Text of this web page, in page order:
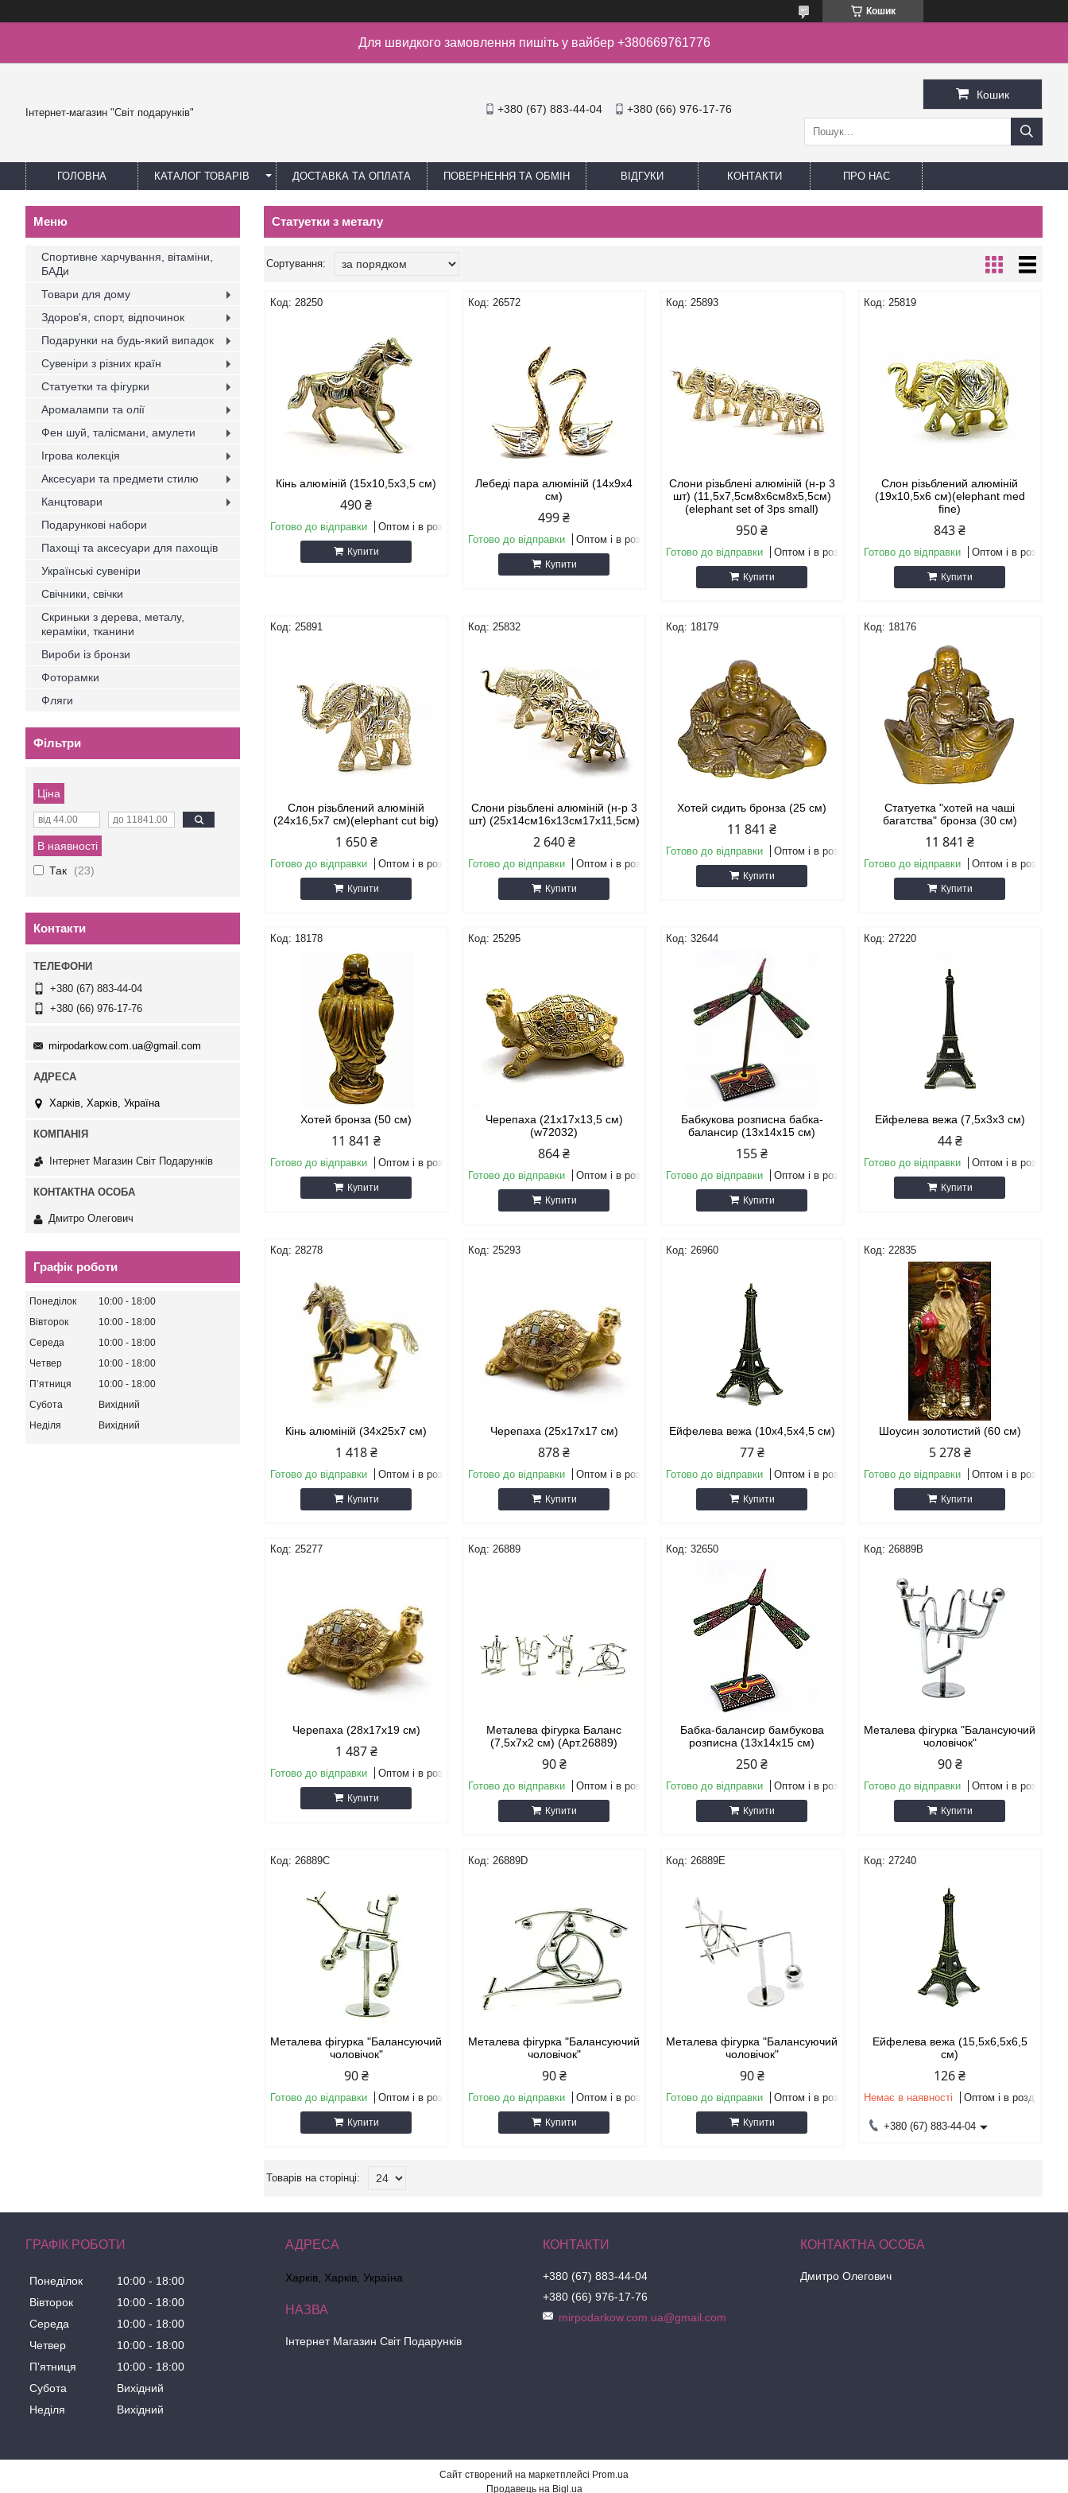
Кошик
Для швидкого замовлення пишіть у вайбер +380669761776
Інтернет-магазин "Світ подарунків" +380 (67) 883-44-04 +380 (66) 976-17-76
Кошик
ГОЛОВНА КАТАЛОГ ТОВАРІВ ДОСТАВКА ТА ОПЛАТА ПОВЕРНЕННЯ ТА ОБМІН ВІДГУКИ КОНТАКТИ ПРО НАС
Статуетки з металу
28250
Кінь алюміній (15х10,5х3,5 см)
490 ₴
Готово до відправки Оптом і в роздріб
Купити
26572
Лебеді пара алюміній (14х9х4
см)
499 ₴
Готово до відправки Оптом і в роздріб
Купити
25893
Слони різьблені алюміній (н-р 3
шт) (11,5х7,5см8х6см8х5,5см)
(elephant set of 3ps small)
950 ₴
Готово до відправки Оптом і в роздріб
Купити
25819
Слон різьблений алюміній
(19х10,5х6 см)(elephant med
fine)
843 ₴
Готово до відправки Оптом і в роздріб
Купити
25891
Слон різьблений алюміній
(24х16,5х7 см)(elephant cut big)
1 650 ₴
Готово до відправки Оптом і в роздріб
Купити
25832
Слони різьблені алюміній (н-р 3
шт) (25х14см16х13см17х11,5см)
2 640 ₴
Готово до відправки Оптом і в роздріб
Купити
18179
Хотей сидить бронза (25 см)
11 841 ₴
Готово до відправки Оптом і в роздріб
Купити
18176
Статуетка "хотей на чаші
багатства" бронза (30 см)
11 841 ₴
Готово до відправки Оптом і в роздріб
Купити
18178
Хотей бронза (50 см)
11 841 ₴
Готово до відправки Оптом і в роздріб
Купити
25295
Черепаха (21х17х13,5 см)
(w72032)
864 ₴
Готово до відправки Оптом і в роздріб
Купити
32644
Бабкукова розписна бабка-
балансир (13х14х15 см)
155 ₴
Готово до відправки Оптом і в роздріб
Купити
27220
Ейфелева вежа (7,5х3х3 см)
44 ₴
Готово до відправки Оптом і в роздріб
Купити
28278
Кінь алюміній (34х25х7 см)
1 418 ₴
Готово до відправки Оптом і в роздріб
Купити
25293
Черепаха (25х17х17 см)
878 ₴
Готово до відправки Оптом і в роздріб
Купити
26960
Ейфелева вежа (10х4,5х4,5 см)
77 ₴
Готово до відправки Оптом і в роздріб
Купити
22835
Шоусин золотистий (60 см)
5 278 ₴
Готово до відправки Оптом і в роздріб
Купити
25277
Черепаха (28х17х19 см)
1 487 ₴
Готово до відправки Оптом і в роздріб
Купити
26889
Металева фігурка Баланс
(7,5х7х2 см) (Арт.26889)
90 ₴
Готово до відправки Оптом і в роздріб
Купити
32650
Бабка-балансир бамбукова
розписна (13х14х15 см)
250 ₴
Готово до відправки Оптом і в роздріб
Купити
26889B
Металева фігурка "Балансуючий
чоловічок"
90 ₴
Готово до відправки Оптом і в роздріб
Купити
26889C
Металева фігурка "Балансуючий
чоловічок"
90 ₴
Готово до відправки Оптом і в роздріб
Купити
26889D
Металева фігурка "Балансуючий
чоловічок"
90 ₴
Готово до відправки Оптом і в роздріб
Купити
26889E
Металева фігурка "Балансуючий
чоловічок"
90 ₴
Готово до відправки Оптом і в роздріб
Купити
27240
Ейфелева вежа (15,5х6,5х6,5
см)
126 ₴
Немає в наявності Оптом і в роздріб
+380 (67) 883-44-04
Спортивне харчування, вітаміни,
БАДи
Товари для дому
Здоров'я, спорт, відпочинок
Подарунки на будь-який випадок
Сувеніри з різних країн
Статуетки та фігурки
Аромалампи та олії
Фен шуй, талісмани, амулети
Ігрова колекція
Аксесуари та предмети стилю
Канцтовари
Подарункові набори
Пахощі та аксесуари для пахощів
Українські сувеніри
Свічники, свічки
Скриньки з дерева, металу,
кераміки, тканини
Вироби із бронзи
Фоторамки
Фляги
Фільтри
Ціна
В наявності
Так
23
Контакти
+380 (67) 883-44-04
+380 (66) 976-17-76
mirpodarkow.com.ua@gmail.com
Харків, Харків, Україна
Інтернет Магазин Світ Подарунків
Дмитро Олегович
Графік роботи
Понеділок 10:00
18:00
Вівторок
10:00
18:00
Середа
10:00
18:00
Четвер
10:00
18:00
Пʼятниця
10:00
18:00
Субота
Вихідний
Неділя
Вихідний
ГРАФІК РОБОТИ
Понеділок 10:00
18:00
Вівторок
10:00
18:00
Середа
10:00
18:00
Четвер
10:00
18:00
Пʼятниця
10:00
18:00
Субота
Вихідний
Неділя
Вихідний
Харків, Харків, Україна
Інтернет Магазин Світ Подарунків
+380 (67) 883-44-04
+380 (66) 976-17-76
mirpodarkow.com.ua@gmail.com
Дмитро Олегович
Сайт створений на маркетплейсі Prom.ua
Продавець на Bigl.ua